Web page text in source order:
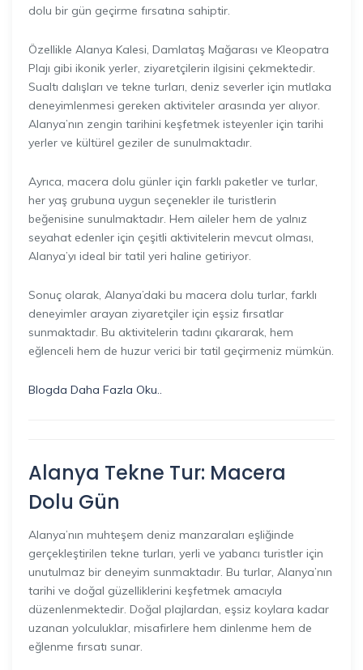
dolu bir gün geçirme fırsatına sahiptir.
Özellikle Alanya Kalesi, Damlataş Mağarası ve Kleopatra
Plajı gibi ikonik yerler, ziyaretçilerin ilgisini çekmektedir.
Sualtı dalışları ve tekne turları, deniz severler için mutlaka
deneyimlenmesi gereken aktiviteler arasında yer alıyor.
Alanya’nın zengin tarihini keşfetmek isteyenler için tarihi
yerler ve kültürel geziler de sunulmaktadır.
Ayrıca, macera dolu günler için farklı paketler ve turlar,
her yaş grubuna uygun seçenekler ile turistlerin
beğenisine sunulmaktadır. Hem aileler hem de yalnız
seyahat edenler için çeşitli aktivitelerin mevcut olması,
Alanya’yı ideal bir tatil yeri haline getiriyor.
Sonuç olarak, Alanya’daki bu macera dolu turlar, farklı
deneyimler arayan ziyaretçiler için eşsiz fırsatlar
sunmaktadır. Bu aktivitelerin tadını çıkararak, hem
eğlenceli hem de huzur verici bir tatil geçirmeniz mümkün.
Blogda Daha Fazla Oku..
Alanya Tekne Tur: Macera
Dolu Gün
Alanya’nın muhteşem deniz manzaraları eşliğinde
gerçekleştirilen tekne turları, yerli ve yabancı turistler için
unutulmaz bir deneyim sunmaktadır. Bu turlar, Alanya’nın
tarihi ve doğal güzelliklerini keşfetmek amacıyla
düzenlenmektedir. Doğal plajlardan, eşsiz koylara kadar
uzanan yolculuklar, misafirlere hem dinlenme hem de
eğlenme fırsatı sunar.